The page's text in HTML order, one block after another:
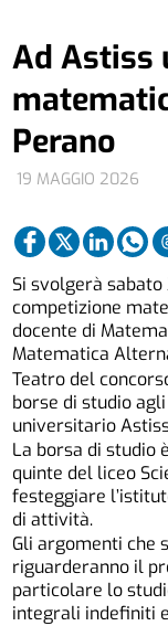
19 MAGGIO 2026
Ad Astiss
Perano
Si svolgerà
competizione
docente di
Matematica
Teatro del
borse di studio
universitario
La borsa di studio
quinte del liceo
festeggiare
di attività.
Gli argomenti che
riguarderanno il
particolare lo
integrali indefiniti